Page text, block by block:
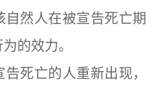
然人在被宣告死亡期
的效力。
亡的人重新出现，